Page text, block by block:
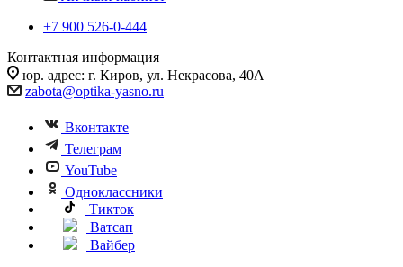
+7 900 526-0-444
Контактная информация
юр. адрес: г. Киров, ул. Некрасова, 40А
zabota@optika-yasno.ru
Вконтакте
Телеграм
YouTube
Одноклассники
Тикток
Ватсап
Вайбер